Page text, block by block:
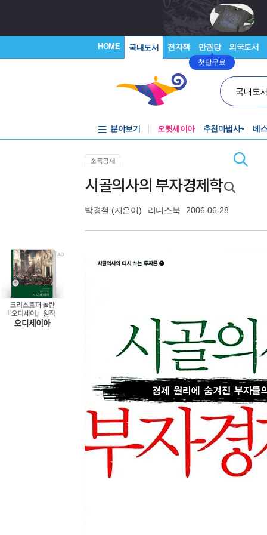
HOME 국내도서 전자책 만권당
첫달무료
외국도서
국내도
분야보기 오뒷세이아 추천마법사 베
소득공제
시골의사의 부자경제학
박경철 (지은이) 리더스북 2006-06-28